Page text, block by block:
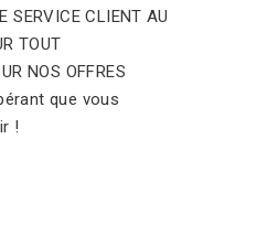
SERVICE CLIENT AU
TOUT
NOS OFFRES
que vous
!